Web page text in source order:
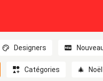
Designers
Catégories 🎄 Noël